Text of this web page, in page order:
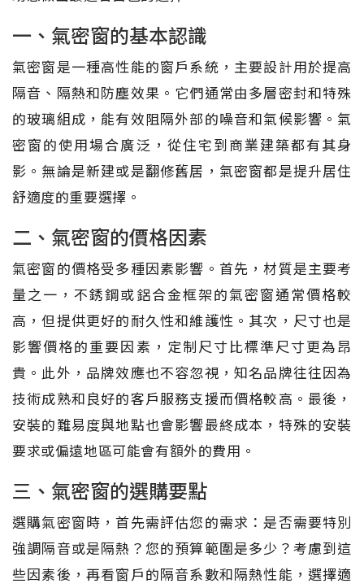
一、氣密窗的基本認識
氣密窗是一種高性能的窗戶系統，主要設計用於提高
隔音、隔熱和防塵效果。它們通常由多層密封和特殊
的玻璃組成，能有效阻隔外部的噪音和氣候影響。氣
密窗的使用場合廣泛，從住宅到商業建築都有其身
影。無論是新建或是翻修舊居，氣密窗都是提升居住
舒適度的重要選擇。
二、氣密窗的價格因素
氣密窗的價格受多種因素影響。首先，材質是主要考
量之一，不銹鋼或鋁合金框架的氣密窗通常價格較
高，但提供更好的耐久性和維護性。其次，尺寸也是
影響價格的重要因素，定制尺寸比標準尺寸更為昂
貴。此外，品牌效應也不容忽視，知名品牌往往因為
技術成熟和良好的客戶服務支援而價格較高。最後，
安裝的難易度與地點也會影響最終成本，特殊的安裝
要求或偏遠地區可能會有額外的費用。
三、氣密窗的選購要點
選購氣密窗時，首先需評估您的需求：是否需要特別
強調隔音或是隔熱？您的預算範圍是多少？考慮到這
些因素後，再看窗戶的隔音系數和隔熱性能，選擇適